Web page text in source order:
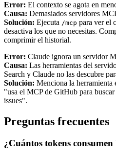
Error: El contexto se agota en
Causa: Demasiados servidores
Solución: Ejecuta /mcp para ver el
desactiva los que no necesitas.
comprimir el historial.
Error: Claude ignora un servidor
Causa: Las herramientas del
Search y Claude no las descubre
Solución: Menciona la herramienta
"usa el MCP de GitHub para
issues".
Preguntas frecuentes
¿Cuántos tokens